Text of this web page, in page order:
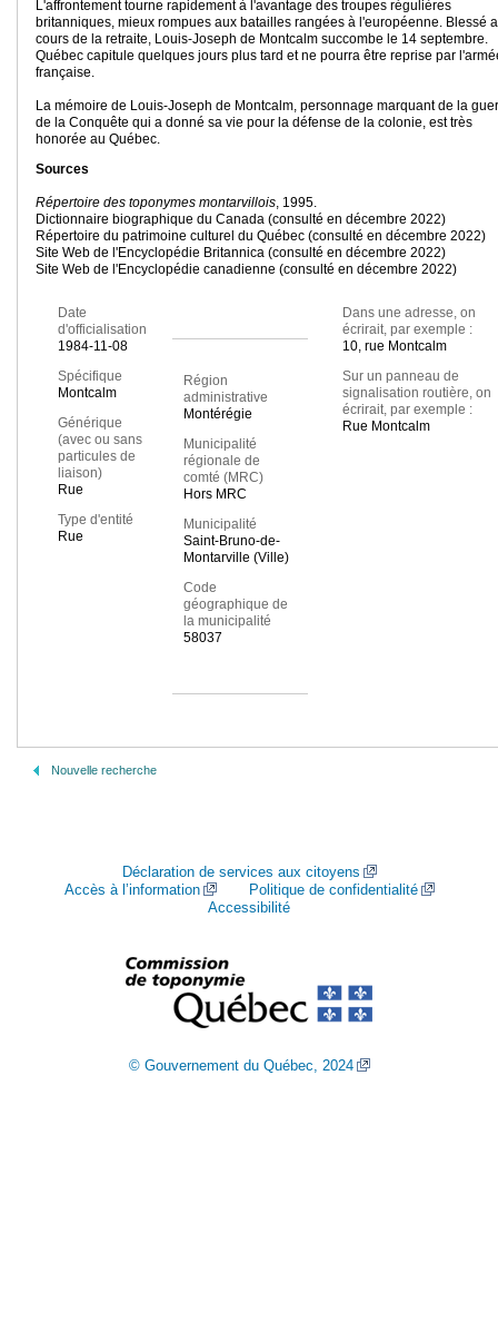
L'affrontement tourne rapidement à l'avantage des troupes régulières
britanniques, mieux rompues aux batailles rangées à l'européenne. Blessé
cours de la retraite, Louis-Joseph de Montcalm succombe le 14 septembre.
Québec capitule quelques jours plus tard et ne pourra être reprise par
française.
La mémoire de Louis-Joseph de Montcalm, personnage marquant de la
de la Conquête qui a donné sa vie pour la défense de la colonie, est très
honorée au Québec.
Sources
Répertoire des toponymes montarvillois, 1995.
Dictionnaire biographique du Canada (consulté en décembre 2022)
Répertoire du patrimoine culturel du Québec (consulté en décembre 2022)
Site Web de l'Encyclopédie Britannica (consulté en décembre 2022)
Site Web de l'Encyclopédie canadienne (consulté en décembre 2022)
Date
d'officialisation
1984-11-08
Spécifique
Montcalm
Générique
(avec ou sans
particules de
liaison)
Rue
Type d'entité
Rue
Région
administrative
Montérégie
Municipalité
régionale de
comté (MRC)
Hors MRC
Municipalité
Saint-Bruno-de-
Montarville (Ville)
Code
géographique de
la municipalité
58037
Dans une adresse, on
écrirait, par exemple :
10, rue Montcalm
Sur un panneau de
signalisation routière, on
écrirait, par exemple :
Rue Montcalm
Nouvelle recherche
Déclaration de services aux citoyens
Accès à l’information
Politique de confidentialité
Accessibilité
© Gouvernement du Québec, 2024